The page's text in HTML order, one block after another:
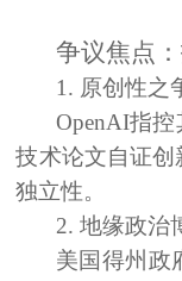
争议焦点
1. 原创性之
OpenAI指控
技术论文自证
独立性。
2. 地缘政治
美国得州政